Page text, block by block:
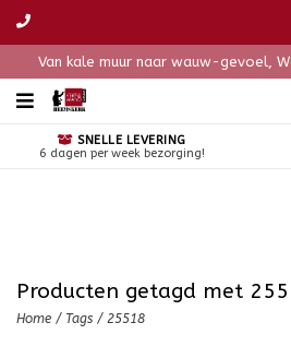
Van kale muur naar wauw-gevoel,
SNELLE LEVERING
6 dagen per week bezorging!
Producten getagd met
Home / Tags / 25518